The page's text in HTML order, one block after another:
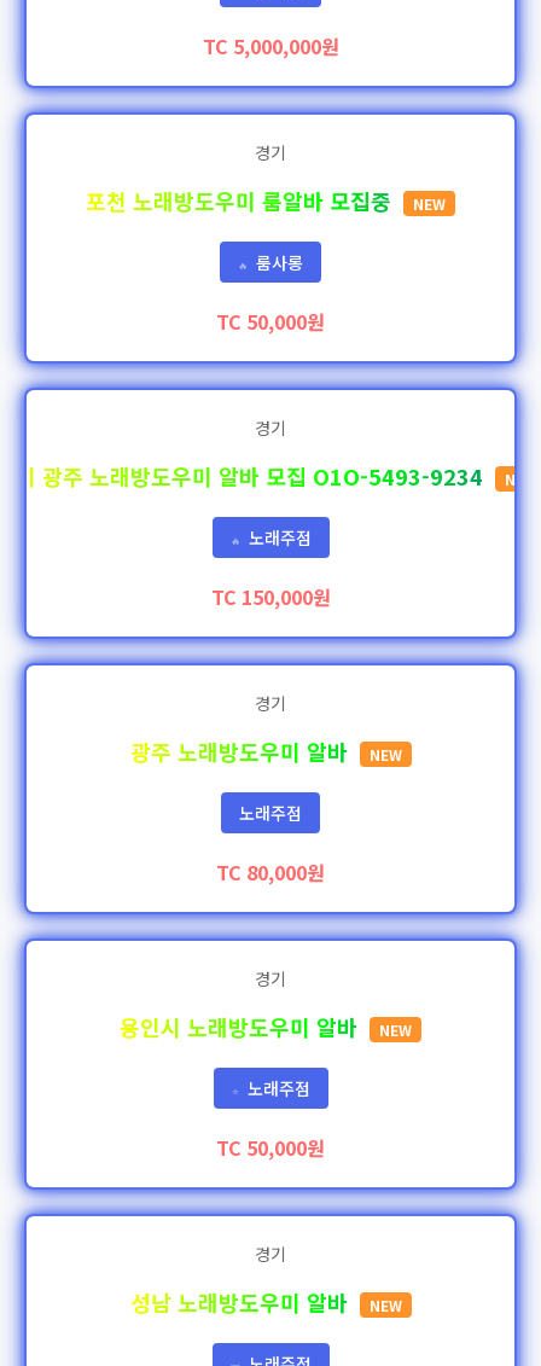
TC 5,000,000원
경기
포천 노래방도우미 룸알바 모집중 NEW
🔥 룸사롱
TC 50,000원
경기
기 광주 노래방도우미 알바 모집 O1O-5493-9234 NEW
🔥 노래주점
TC 150,000원
경기
광주 노래방도우미 알바 NEW
노래주점
TC 80,000원
경기
용인시 노래방도우미 알바 NEW
⭐ 노래주점
TC 50,000원
경기
성남 노래방도우미 알바 NEW